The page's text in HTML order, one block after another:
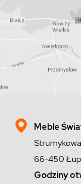
Meble
Strumykowa
66-450
Godziny